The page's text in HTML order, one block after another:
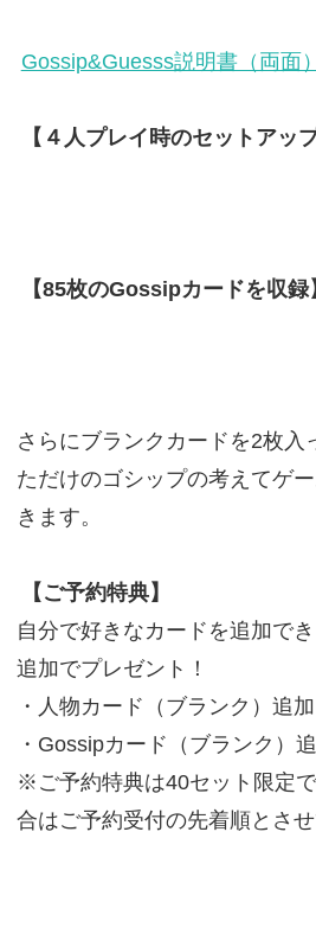
Gossip&Guesss説明書（両面）
【４人プレイ時のセットアッ
【85枚のGossipカードを収録
さらにブランクカードを2枚入
ただけのゴシップの考えてゲ
きます。
【ご予約特典】
自分で好きなカードを追加で
追加でプレゼント！
・人物カード（ブランク）追
・Gossipカード（ブランク）
※ご予約特典は40セット限定
合はご予約受付の先着順とさせ